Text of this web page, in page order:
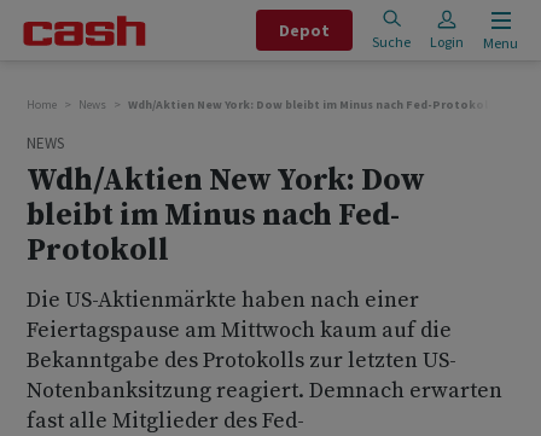
Depot
Suche Login Menu
Home News Wdh/Aktien New York: Dow bleibt im Minus nach Fed-Protokoll
NEWS
Wdh/Aktien New York: Dow
bleibt im Minus nach Fed-
Protokoll
Die US-Aktienmärkte haben nach einer
Feiertagspause am Mittwoch kaum auf die
Bekanntgabe des Protokolls zur letzten US-
Notenbanksitzung reagiert. Demnach erwarten
fast alle Mitglieder des Fed-